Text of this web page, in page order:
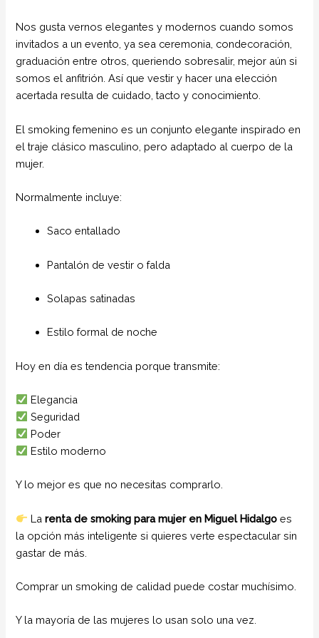
Nos gusta vernos elegantes y modernos cuando somos
invitados a un evento, ya sea ceremonia, condecoración,
graduación entre otros, queriendo sobresalir, mejor aún si
somos el anfitrión. Así que vestir y hacer una elección
acertada resulta de cuidado, tacto y conocimiento.
El smoking femenino es un conjunto elegante inspirado en
el traje clásico masculino, pero adaptado al cuerpo de la
mujer.
Normalmente incluye:
Saco entallado
Pantalón de vestir o falda
Solapas satinadas
Estilo formal de noche
Hoy en día es tendencia porque transmite:
Elegancia
Seguridad
Poder
Estilo moderno
Y lo mejor es que no necesitas comprarlo.
Larenta de smoking para mujer en Miguel Hidalgoes
la opción más inteligente si quieres verte espectacular sin
gastar de más.
Comprar un smoking de calidad puede costar muchísimo.
Y la mayoría de las mujeres lo usan solo una vez.